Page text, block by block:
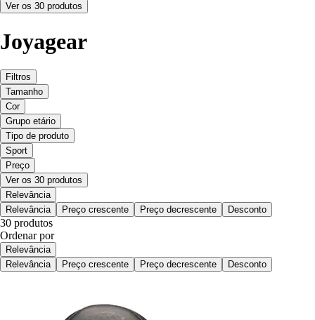
Ver os 30 produtos
Joyagear
Filtros
Tamanho
Cor
Grupo etário
Tipo de produto
Sport
Preço
Ver os 30 produtos
Relevância
Relevância
Preço crescente Preço decrescente Desconto
30 produtos
Ordenar por
Relevância
Relevância
Preço crescente Preço decrescente Desconto